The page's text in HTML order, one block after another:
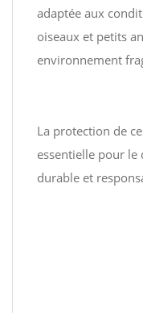
adaptée aux
oiseaux et petits
environnement
La protection de
essentielle pour le
durable et